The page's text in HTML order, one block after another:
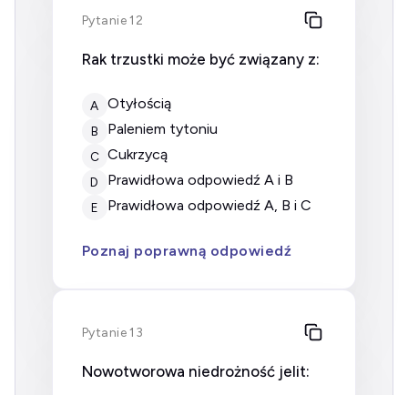
Pytanie 12
Rak trzustki może być związany z:
A otyłością
B paleniem tytoniu
C cukrzycą
D prawidłowa odpowiedź A i B
E prawidłowa odpowiedź A, B i C
Poznaj poprawną odpowiedź
Pytanie 13
Nowotworowa niedrożność jelit: